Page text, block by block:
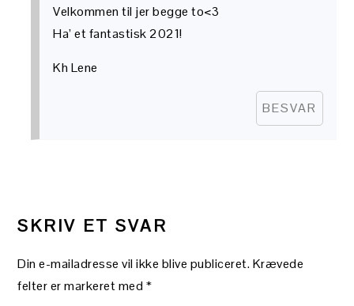
Velkommen til jer begge to<3
Ha’ et fantastisk 2021!
Kh Lene
BESVAR
SKRIV ET SVAR
Din e-mailadresse vil ikke blive publiceret.Krævede
felter er markeret med *